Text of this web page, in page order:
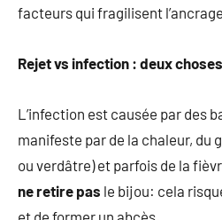
facteurs qui fragilisent
Rejet vs infection : deux
L’infection est causée par des
manifeste par de la chaleur, du
ou verdâtre) et parfois de la
ne retire pas le bijou: cela